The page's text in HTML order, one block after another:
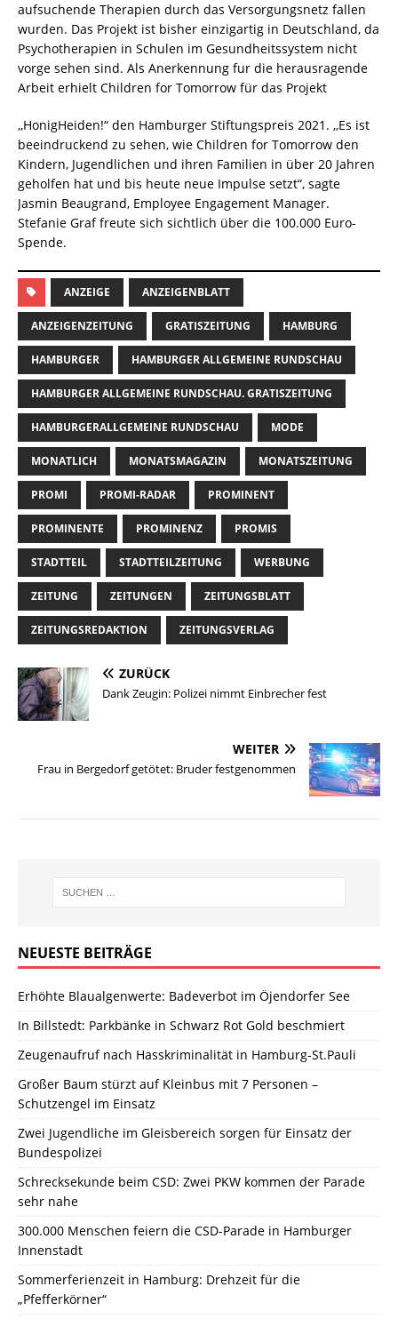
aufsuchende Therapien durch das Versorgungsnetz fallen
wurden. Das Projekt ist bisher einzigartig in Deutschland, da
Psychotherapien in Schulen im Gesundheitssystem nicht
vorge­ sehen sind. Als Anerkennung fur die herausragende
Arbeit erhielt Children for Tomorrow für das Projekt
,,HonigHeiden!“ den Hamburger Stiftungspreis 2021. ,,Es ist
beeindruckend zu sehen, wie Children for Tomorrow den
Kindern, Jugendlichen und ihren Familien in über 20 Jahren
geholfen hat und bis heute neue Impulse setzt“, sagte
Jasmin Beaugrand, Employee Engagement Manager.
Stefanie Graf freute sich sichtlich über die 100.000 Euro-
Spende.
ANZEIGE ANZEIGENBLATT
ANZEIGENZEITUNG GRATISZEITUNG HAMBURG
HAMBURGER HAMBURGER ALLGEMEINE RUNDSCHAU
HAMBURGER ALLGEMEINE RUNDSCHAU. GRATISZEITUNG
HAMBURGERALLGEMEINE RUNDSCHAU MODE
MONATLICH MONATSMAGAZIN MONATSZEITUNG
PROMI PROMI-RADAR PROMINENT
PROMINENTE PROMINENZ PROMIS
STADTTEIL STADTTEILZEITUNG WERBUNG
ZEITUNG ZEITUNGEN ZEITUNGSBLATT
ZEITUNGSREDAKTION ZEITUNGSVERLAG
ZURÜCK
Dank Zeugin: Polizei nimmt Einbrecher fest
WEITER
Frau in Bergedorf getötet: Bruder festgenommen
NEUESTE BEITRÄGE
Erhöhte Blaualgenwerte: Badeverbot im Öjendorfer See
In Billstedt: Parkbänke in Schwarz Rot Gold beschmiert
Zeugenaufruf nach Hasskriminalität in Hamburg-St.Pauli
Großer Baum stürzt auf Kleinbus mit 7 Personen –
Schutzengel im Einsatz
Zwei Jugendliche im Gleisbereich sorgen für Einsatz der
Bundespolizei
Schrecksekunde beim CSD: Zwei PKW kommen der Parade
sehr nahe
300.000 Menschen feiern die CSD-Parade in Hamburger
Innenstadt
Sommerferienzeit in Hamburg: Drehzeit für die
„Pfefferkörner“